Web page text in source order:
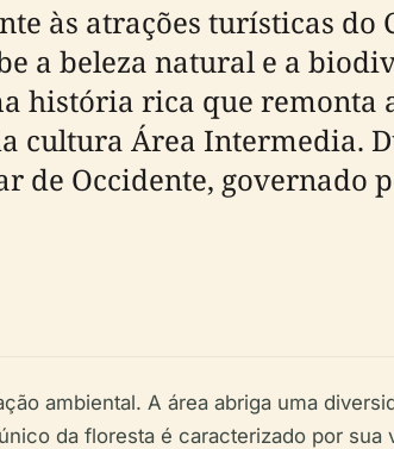
às atrações turísticas do
a beleza natural e a
história rica que remonta
cultura Área Intermedia.
de Occidente, governado
ambiental. A área abriga uma
da floresta é caracterizado por sua